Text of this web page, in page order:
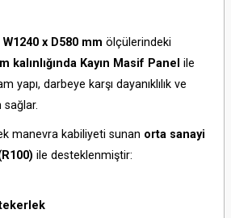
W1240 x D580 mm ölçülerindeki
kalınlığında Kayın Masif Panel ile
yapı, darbeye karşı dayanıklılık ve
sağlar.
manevra kabiliyeti sunan orta sanayi
ile desteklenmiştir: